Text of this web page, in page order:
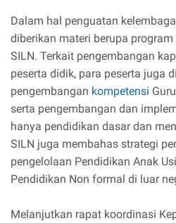
Dalam hal penguatan
diberikan materi berupa
SILN. Terkait pengembangan
peserta didik, para peserta juga
pengembangan kompetensi
serta pengembangan dan
hanya pendidikan dasar dan
SILN juga membahas strategi
pengelolaan Pendidikan Anak
Pendidikan Non formal di luar
Melanjutkan rapat koordinasi